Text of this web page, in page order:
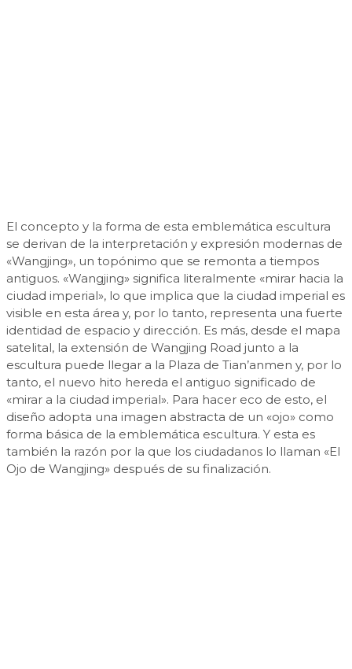
El concepto y la forma de esta emblemática escultura
se derivan de la interpretación y expresión modernas de
«Wangjing», un topónimo que se remonta a tiempos
antiguos. «Wangjing» significa literalmente «mirar hacia la
ciudad imperial», lo que implica que la ciudad imperial es
visible en esta área y, por lo tanto, representa una fuerte
identidad de espacio y dirección. Es más, desde el mapa
satelital, la extensión de Wangjing Road junto a la
escultura puede llegar a la Plaza de Tian’anmen y, por lo
tanto, el nuevo hito hereda el antiguo significado de
«mirar a la ciudad imperial». Para hacer eco de esto, el
diseño adopta una imagen abstracta de un «ojo» como
forma básica de la emblemática escultura. Y esta es
también la razón por la que los ciudadanos lo llaman «El
Ojo de Wangjing» después de su finalización.